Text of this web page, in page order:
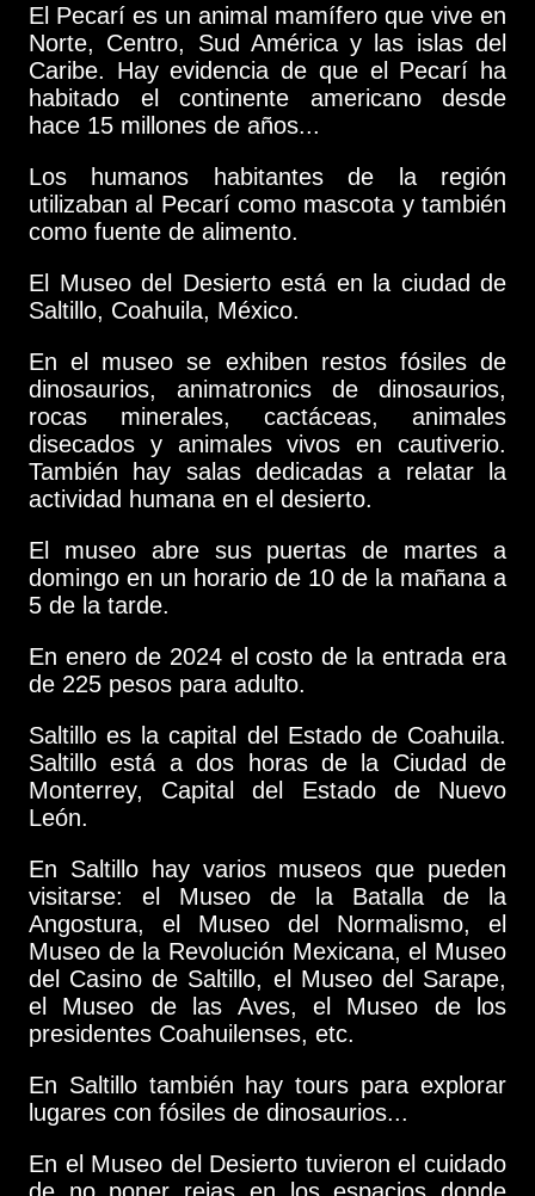
El Pecarí es un animal mamífero que vive en
Norte, Centro, Sud América y las islas del
Caribe. Hay evidencia de que el Pecarí ha
habitado el continente americano desde
hace 15 millones de años...
Los humanos habitantes de la región
utilizaban al Pecarí como mascota y también
como fuente de alimento.
El Museo del Desierto está en la ciudad de
Saltillo, Coahuila, México.
En el museo se exhiben restos fósiles de
dinosaurios, animatronics de dinosaurios,
rocas minerales, cactáceas, animales
disecados y animales vivos en cautiverio.
También hay salas dedicadas a relatar la
actividad humana en el desierto.
El museo abre sus puertas de martes a
domingo en un horario de 10 de la mañana a
5 de la tarde.
En enero de 2024 el costo de la entrada era
de 225 pesos para adulto.
Saltillo es la capital del Estado de Coahuila.
Saltillo está a dos horas de la Ciudad de
Monterrey, Capital del Estado de Nuevo
León.
En Saltillo hay varios museos que pueden
visitarse: el Museo de la Batalla de la
Angostura, el Museo del Normalismo, el
Museo de la Revolución Mexicana, el Museo
del Casino de Saltillo, el Museo del Sarape,
el Museo de las Aves, el Museo de los
presidentes Coahuilenses, etc.
En Saltillo también hay tours para explorar
lugares con fósiles de dinosaurios...
En el Museo del Desierto tuvieron el cuidado